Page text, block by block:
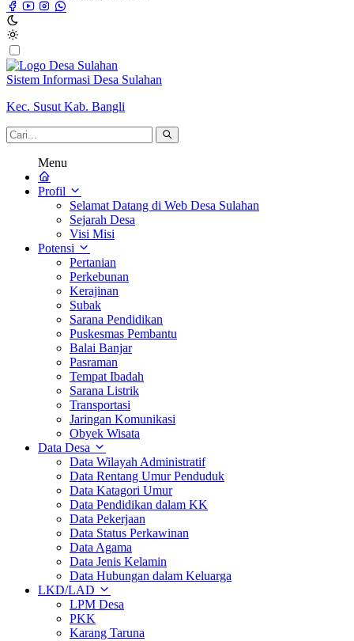
Sistem Informasi Desa Sulahan
Kec. Susut Kab. Bangli
Menu
Profil
Selamat Datang di Web Desa Sulahan
Sejarah Desa
Visi Misi
Potensi
Pertanian
Perkebunan
Kerajinan
Subak
Sarana Pendidikan
Puskesmas Pembantu
Balai Banjar
Pasraman
Tempat Ibadah
Sarana Listrik
Transportasi
Jaringan Komunikasi
Obyek Wisata
Data Desa
Data Wilayah Administratif
Data Rentang Umur Penduduk
Data Katagori Umur
Data Pendidikan dalam KK
Data Pekerjaan
Data Status Perkawinan
Data Agama
Data Jenis Kelamin
Data Hubungan dalam Keluarga
LKD/LAD
LPM Desa
PKK
Karang Taruna